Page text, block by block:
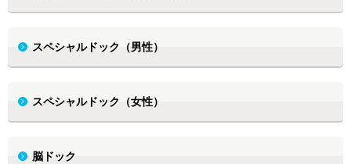
スペシャルドック（男性）
スペシャルドック（女性）
脳ドック